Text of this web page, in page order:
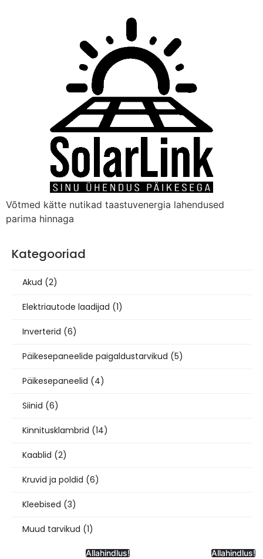
Võtmed kätte nutikad taastuvenergia lahendused
parima hinnaga
Kategooriad
Akud (2)
Elektriautode laadijad (1)
Inverterid (6)
Päikesepaneelide paigaldustarvikud (5)
Päikesepaneelid (4)
Siinid (6)
Kinnitusklambrid (14)
Kaablid (2)
Kruvid ja poldid (6)
Kleebised (3)
Muud tarvikud (1)
Allahindlus! Allahindlus!